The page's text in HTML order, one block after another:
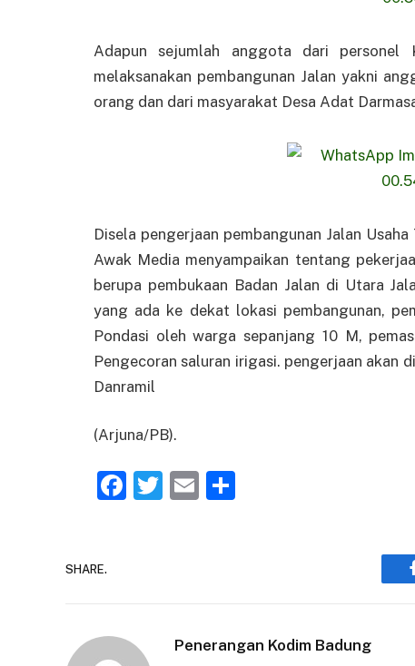
Adapun sejumlah anggota dari personel
melaksanakan pembangunan Jalan yakni
orang dan dari masyarakat Desa Adat
Disela pengerjaan pembangunan Jalan
Awak Media menyampaikan tentang
berupa pembukaan Badan Jalan di Utara
yang ada ke dekat lokasi pembangunan,
Pondasi oleh warga sepanjang 10 M,
Pengecoran saluran irigasi. pengerjaan akan
Danramil
(Arjuna/PB).
Facebook
Twitter
Email
SHARE.
Penerangan Kodim Badung